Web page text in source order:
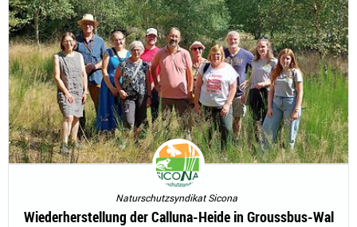
Naturschutzsyndikat Sicona
Wiederherstellung der Calluna-Heide in Groussbus-Wal